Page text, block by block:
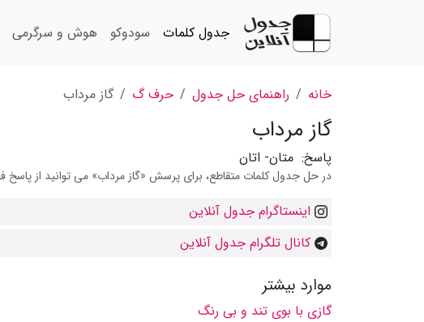
جدول کلمات سودوکو هوش و سرگرمی
خانه راهنمای حل جدول حرف گ گاز مرداب
گاز مرداب
پاسخ: متان- اتان
در حل جدول کلمات متقاطع، برای پرسش «گاز مرداب» می توانید از پاسخ
اینستاگرام جدول آنلاین
کانال تلگرام جدول آنلاین
موارد بیشتر
گازی با بوی تند و بی رنگ